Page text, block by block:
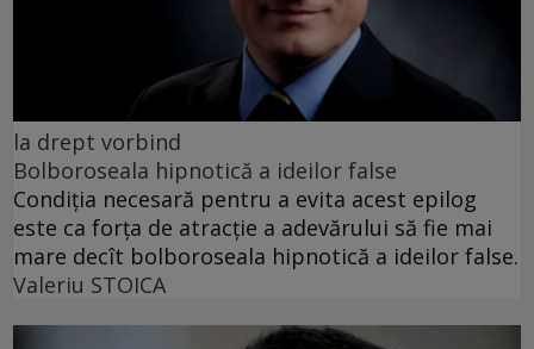
la drept vorbind
Bolboroseala hipnotică a ideilor false
Condiția necesară pentru a evita acest epilog
este ca forța de atracție a adevărului să fie mai
mare decît bolboroseala hipnotică a ideilor false.
Valeriu STOICA